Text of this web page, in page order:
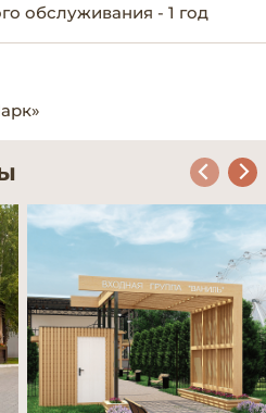
обслуживания - 1 год